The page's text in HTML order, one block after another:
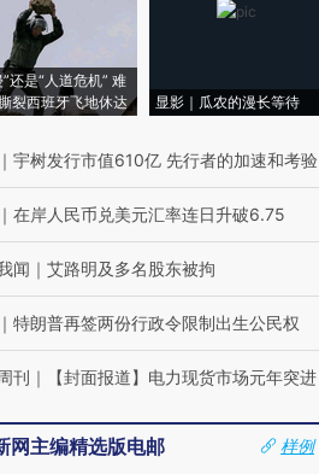
”还是“人道危机” 难
裂西班牙飞地休达
显影｜瓜农的漫长等待
｜ 宇树发行市值610亿 先行者的加速和考验
｜ 在岸人民币兑美元汇率连日升破6.75
闻 ｜ 艾路明及多名股东被拘
｜ 特朗普再签两份行政令限制出生公民权
刊 ｜ 【封面报道】电力现货市场元年突进
网主编精选版电邮
样例